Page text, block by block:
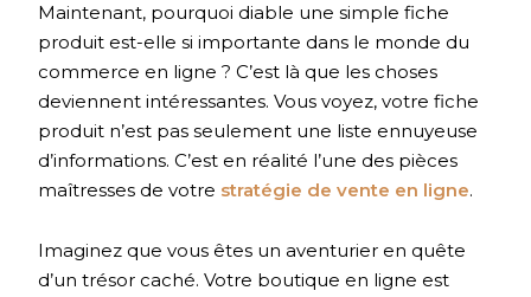
Maintenant, pourquoi diable une simple fiche
produit est-elle si importante dans le monde du
commerce en ligne ? C’est là que les choses
deviennent intéressantes. Vous voyez, votre fiche
produit n’est pas seulement une liste ennuyeuse
d’informations. C’est en réalité l’une des pièces
maîtresses de votre stratégie de vente en ligne.
Imaginez que vous êtes un aventurier en quête
d’un trésor caché. Votre boutique en ligne est